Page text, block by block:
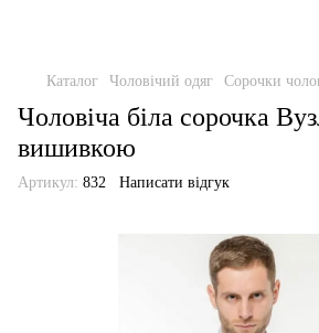
Каталог Чоловічий одяг Сорочки
Чоловіча біла сорочка
вишивкою
Артикул: 832 Написати відгук